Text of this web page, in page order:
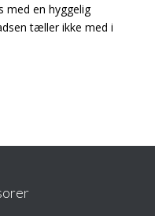
med en hyggelig
tæller ikke med i